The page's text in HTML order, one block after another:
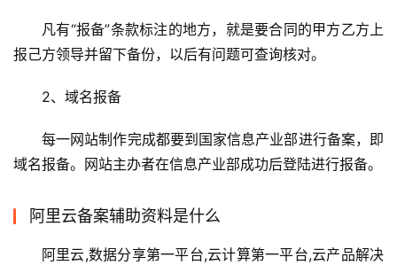
凡有“报备”条款标注的地方，就是要合同的甲方乙方上
报己方领导并留下备份，以后有问题可查询核对。
2、域名报备
每一网站制作完成都要到国家信息产业部进行备案，即
域名报备。网站主办者在信息产业部成功后登陆进行报备。
阿里云备案辅助资料是什么
阿里云,数据分享第一平台,云计算第一平台,云产品解决